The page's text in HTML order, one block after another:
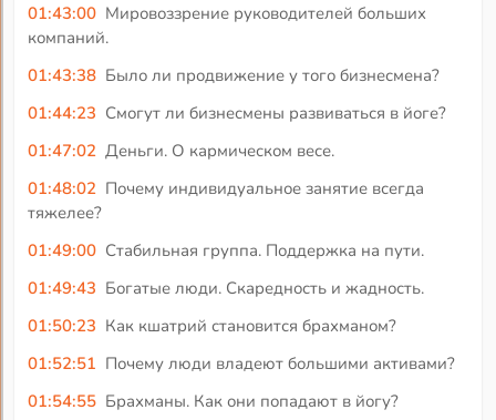
01:43:00 Мировоззрение руководителей больших
компаний.
01:43:38 Было ли продвижение у того бизнесмена?
01:44:23 Смогут ли бизнесмены развиваться в йоге?
01:47:02 Деньги. О кармическом весе.
01:48:02 Почему индивидуальное занятие всегда
тяжелее?
01:49:00 Стабильная группа. Поддержка на пути.
01:49:43 Богатые люди. Скаредность и жадность.
01:50:23 Как кшатрий становится брахманом?
01:52:51 Почему люди владеют большими активами?
01:54:55 Брахманы. Как они попадают в йогу?